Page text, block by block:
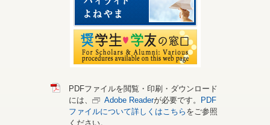
2017年
2016年
2015年
PDFファイルを閲覧・印刷・ダウンロード
には、
Adobe Readerが必要です。
PDF
ファイルについて詳しくはこちら をご参照
ください。